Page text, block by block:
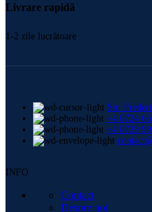
Livrare rapidă
1-2 zile lucrătoare
Str.
+4 0724
+4 0729
INFO
Contact
Despre noi